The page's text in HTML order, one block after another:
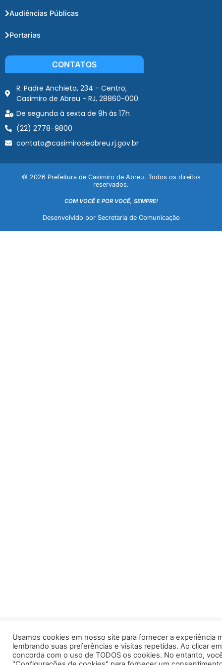
Audiências Públicas
Portarias
CONTATOS
R. Padre Anchieta, 234 - Centro,
Casimiro de Abreu - RJ, 28860-000
De segunda à sexta de 9h às 17h
(22) 2778-9800
contato@casimirodeabreu.rj.gov.br
© 2026 Prefeitura de Casimiro de Abreu. Todos os direitos
reservados.
COM VOCÊ E POR VOCÊ, SEMPRE!
Desenvolvido por Secretaria de Comunicação
Usamos cookies em nosso site para fornecer a experiência
lembrando suas preferências e visitas repetidas. Ao clicar
concorda com o uso de TODOS os cookies. No entanto,